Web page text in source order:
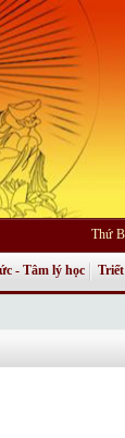
Thứ
- Tâm lý học